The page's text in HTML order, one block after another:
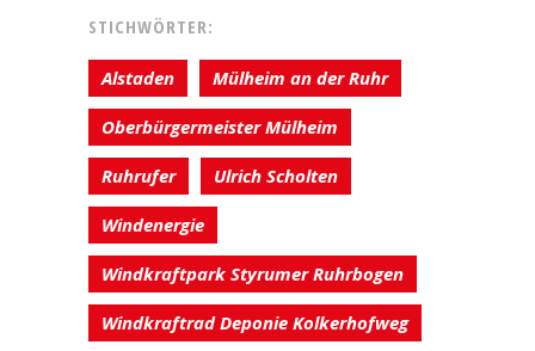
STICHWÖRTER:
Alstaden Mülheim an der Ruhr
Oberbürgermeister Mülheim
Ruhrufer Ulrich Scholten
Windenergie
Windkraftpark Styrumer Ruhrbogen
Windkraftrad Deponie Kolkerhofweg